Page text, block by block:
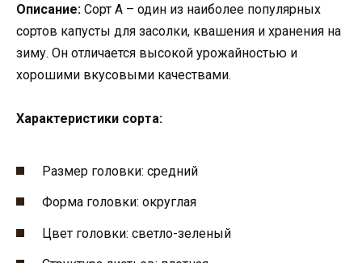
Описание: Сорт А – один из наиболее популярных
сортов капусты для засолки, квашения и хранения на
зиму. Он отличается высокой урожайностью и
хорошими вкусовыми качествами.
Характеристики сорта:
Размер головки: средний
Форма головки: округлая
Цвет головки: светло-зеленый